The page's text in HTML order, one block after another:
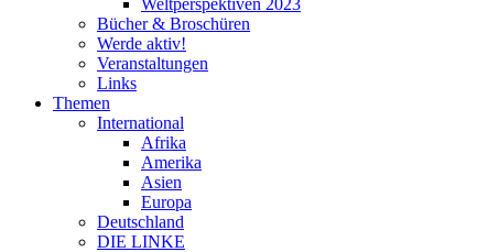
Weltperspektiven 2023
Bücher & Broschüren
Werde aktiv!
Veranstaltungen
Links
Themen
International
Afrika
Amerika
Asien
Europa
Deutschland
DIE LINKE